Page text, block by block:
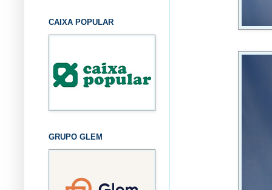
CAIXA POPULAR
GRUPO GLEM